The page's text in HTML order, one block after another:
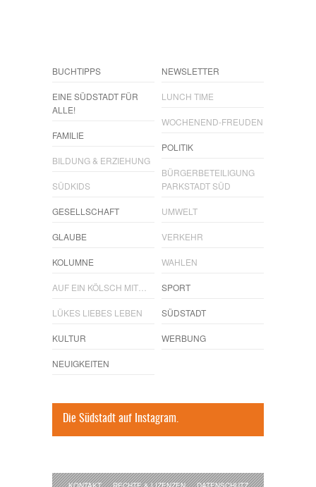
BUCHTIPPS
EINE SÜDSTADT FÜR
ALLE!
FAMILIE
BILDUNG & ERZIEHUNG
SÜDKIDS
GESELLSCHAFT
GLAUBE
KOLUMNE
AUF EIN KÖLSCH MIT…
LÜKES LIEBES LEBEN
KULTUR
NEUIGKEITEN
NEWSLETTER
LUNCH TIME
WOCHENEND-FREUDEN
POLITIK
BÜRGERBETEILIGUNG
PARKSTADT SÜD
UMWELT
VERKEHR
WAHLEN
SPORT
SÜDSTADT
WERBUNG
Die Südstadt auf Instagram.